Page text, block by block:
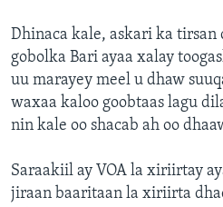
Dhinaca kale, askari ka tirsan
gobolka Bari ayaa xalay
uu marayey meel u dhaw
waxaa kaloo goobtaas lagu
nin kale oo shacab ah oo
Saraakiil ay VOA la xiriirtay
jiraan baaritaan la xiriirta